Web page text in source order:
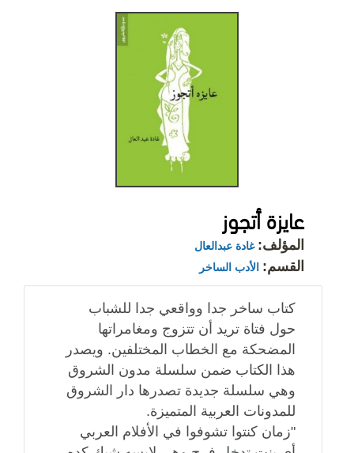
عايزة أتجوز
المؤلف: غادة عبدالعال
القسم: الأدب الساخر
كتاب ساخر جدا وواقعي جدا للشباب
حول فتاة تريد أن تتزوج ومغامراتها
المضحكة مع الخطاب المختلفين. ويصدر
هذا الكتاب ضمن سلسلة مدون الشروق
وهي سلسلة جديدة تصدرها دار الشروق
للمدونات العربية المتميزة.
"زمان كنتوا تشوفوا في الأفلام العربي